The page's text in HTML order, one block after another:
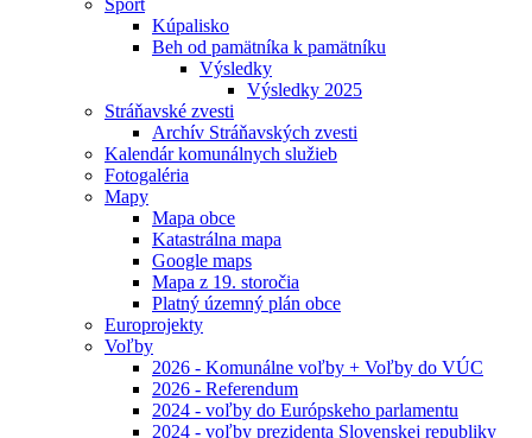
Šport
Kúpalisko
Beh od pamätníka k pamätníku
Výsledky
Výsledky 2025
Stráňavské zvesti
Archív Stráňavských zvesti
Kalendár komunálnych služieb
Fotogaléria
Mapy
Mapa obce
Katastrálna mapa
Google maps
Mapa z 19. storočia
Platný územný plán obce
Europrojekty
Voľby
2026 - Komunálne voľby + Voľby do VÚC
2026 - Referendum
2024 - voľby do Európskeho parlamentu
2024 - voľby prezidenta Slovenskej republiky